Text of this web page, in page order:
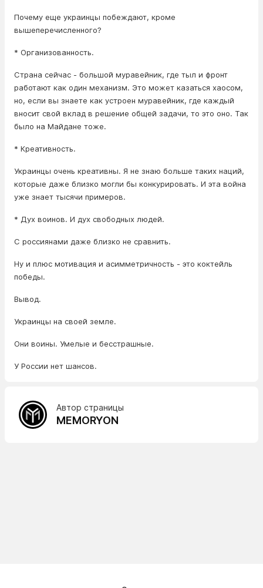
Почему еще украинцы побеждают, кроме
вышеперечисленного?
* Организованность.
Страна сейчас - большой муравейник, где тыл и фронт
работают как один механизм. Это может казаться хаосом,
но, если вы знаете как устроен муравейник, где каждый
вносит свой вклад в решение общей задачи, то это оно. Так
было на Майдане тоже.
* Креативность.
Украинцы очень креативны. Я не знаю больше таких наций,
которые даже близко могли бы конкурировать. И эта война
уже знает тысячи примеров.
* Дух воинов. И дух свободных людей.
С россиянами даже близко не сравнить.
Ну и плюс мотивация и асимметричность - это коктейль
победы.
Вывод.
Украинцы на своей земле.
Они воины. Умелые и бесстрашные.
У России нет шансов.
Автор страницы
MEMORYON